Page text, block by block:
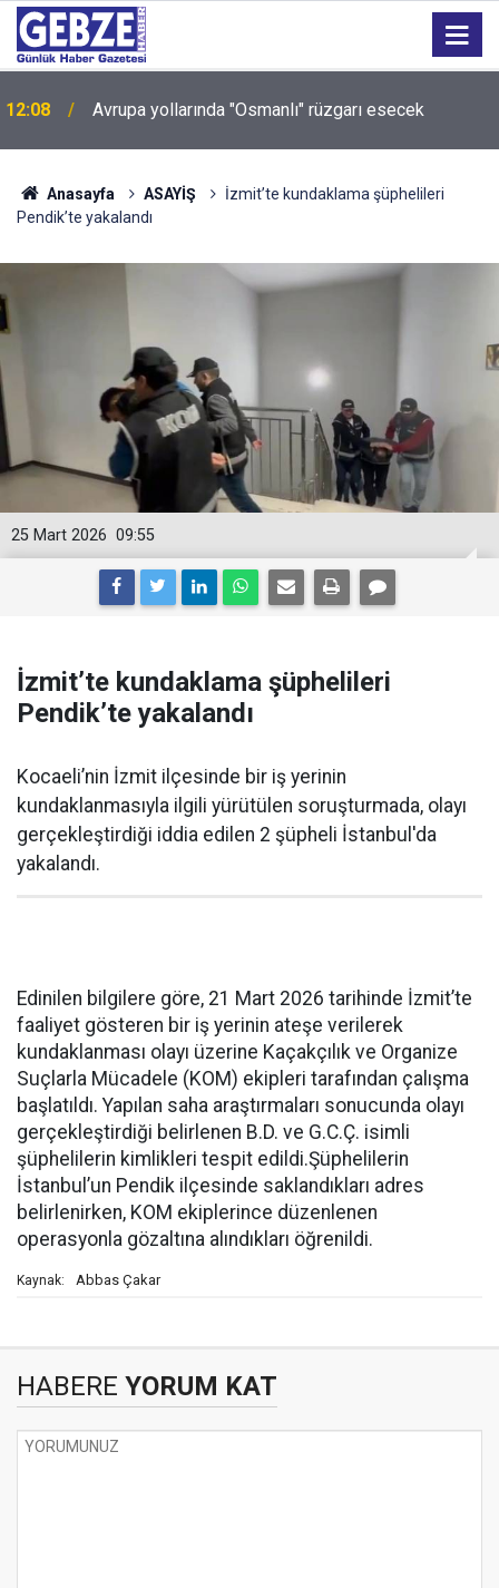
12:08
Avrupa yollarında "Osmanlı" rüzgarı esecek
12:04
tutuklandı!
Anasayfa ASAYİŞ
İzmit’te kundaklama şüphelileri
Pendik’te yakalandı
09:55
25 Mart 2026
İzmit’te kundaklama şüphelileri
Pendik’te yakalandı
Kocaeli’nin İzmit ilçesinde bir iş yerinin
kundaklanmasıyla ilgili yürütülen soruşturmada, olayı
gerçekleştirdiği iddia edilen 2 şüpheli İstanbul'da
yakalandı.
Edinilen bilgilere göre, 21 Mart 2026 tarihinde İzmit’te
faaliyet gösteren bir iş yerinin ateşe verilerek
kundaklanması olayı üzerine Kaçakçılık ve Organize
Suçlarla Mücadele (KOM) ekipleri tarafından çalışma
başlatıldı. Yapılan saha araştırmaları sonucunda olayı
gerçekleştirdiği belirlenen B.D. ve G.C.Ç. isimli
şüphelilerin kimlikleri tespit edildi.Şüphelilerin
İstanbul’un Pendik ilçesinde saklandıkları adres
belirlenirken, KOM ekiplerince düzenlenen
operasyonla gözaltına alındıkları öğrenildi.
Kaynak: Abbas Çakar
HABERE YORUM KAT